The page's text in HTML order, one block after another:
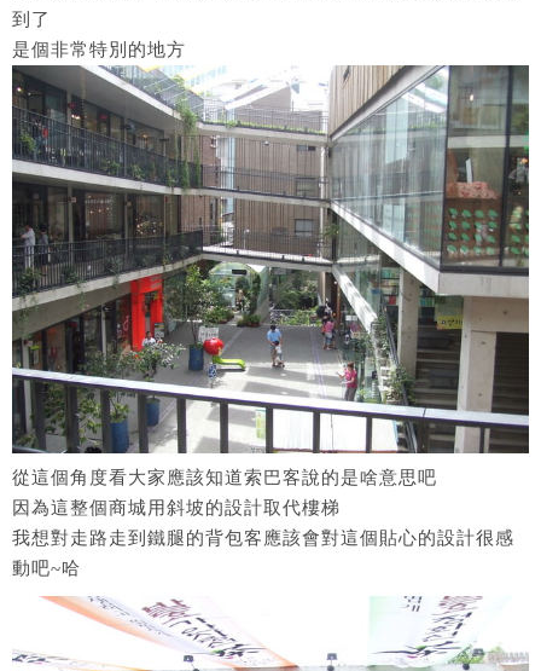
到了
是個非常特別的地方
從這個角度看大家應該知道索巴客說的是啥意思吧
因為這整個商城用斜坡的設計取代樓梯
我想對走路走到鐵腿的背包客應該會對這個貼心的設計很感
動吧~哈